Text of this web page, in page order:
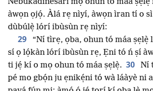
àwọn ọjọ́. Àlá rẹ nìyí, àwọn ìran tí o
dùbúlẹ̀ lórí ibùsùn rẹ nìyí:
29
“Ní tìrẹ, ọba, ohun tó máa ṣẹlẹ̀
sí ọ lọ́kàn lórí ibùsùn rẹ, Ẹni tó ń ṣí
ti jẹ́ kí o mọ ohun tó máa ṣẹlẹ̀. 30
Ní
pé mo gbọ́n ju ẹnikẹ́ni tó wà láàyè ni